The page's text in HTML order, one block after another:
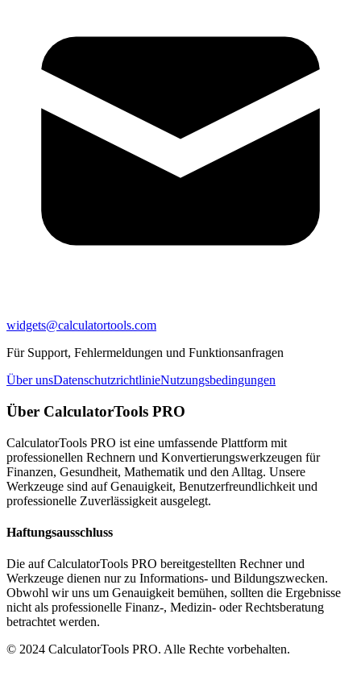
widgets@calculatortools.com
Für Support, Fehlermeldungen und Funktionsanfragen
Über unsDatenschutzrichtlinieNutzungsbedingungen
Über CalculatorTools PRO
CalculatorTools PRO ist eine umfassende Plattform mit
professionellen Rechnern und Konvertierungswerkzeugen für
Finanzen, Gesundheit, Mathematik und den Alltag. Unsere
Werkzeuge sind auf Genauigkeit, Benutzerfreundlichkeit und
professionelle Zuverlässigkeit ausgelegt.
Haftungsausschluss
Die auf CalculatorTools PRO bereitgestellten Rechner und
Werkzeuge dienen nur zu Informations- und Bildungszwecken.
Obwohl wir uns um Genauigkeit bemühen, sollten die Ergebnisse
nicht als professionelle Finanz-, Medizin- oder Rechtsberatung
betrachtet werden.
© 2024 CalculatorTools PRO. Alle Rechte vorbehalten.